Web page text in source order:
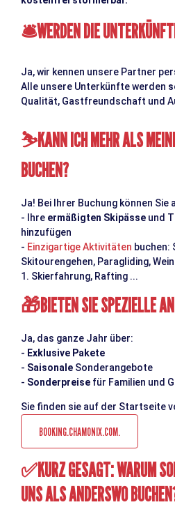
🛎WERDEN DIE
Ja, wir kennen unsere Partner
Alle unsere Unterkünfte werden
Qualität, Gastfreundschaft und
⛷KANN ICH MEHR ALS
BUCHEN?
Ja! Bei Ihrer Buchung können Sie
- Ihre ermäßigten Skipässe und
hinzufügen
- Einzigartige Aktivitäten buchen:
Skitourengehen, Paragliding,
1. Skierfahrung, Rafting ...
🎁BIETEN SIE SPEZIELLE
Ja, das ganze Jahr über:
- Exklusive Pakete
- Saisonale Sonderangebote
- Sonderpreise für Familien und
Sie finden sie auf der Startseite
BOOKING.CHAMONIX.COM.
✅KURZ GESAGT: WARUM
UNS ALS ANDERSWO